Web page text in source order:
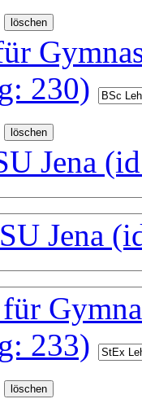
230)
Jena
Jena
233)